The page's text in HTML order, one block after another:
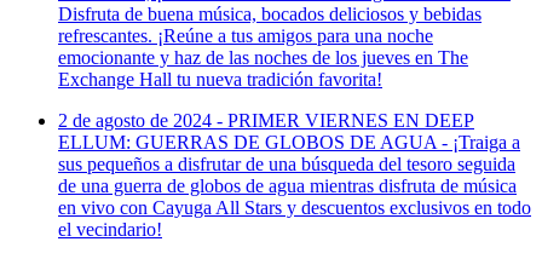
Disfruta de buena música, bocados deliciosos y bebidas
refrescantes. ¡Reúne a tus amigos para una noche
emocionante y haz de las noches de los jueves en The
Exchange Hall tu nueva tradición favorita!
2 de agosto de 2024 - PRIMER VIERNES EN DEEP
ELLUM: GUERRAS DE GLOBOS DE AGUA - ¡Traiga a
sus pequeños a disfrutar de una búsqueda del tesoro seguida
de una guerra de globos de agua mientras disfruta de música
en vivo con Cayuga All Stars y descuentos exclusivos en todo
el vecindario!